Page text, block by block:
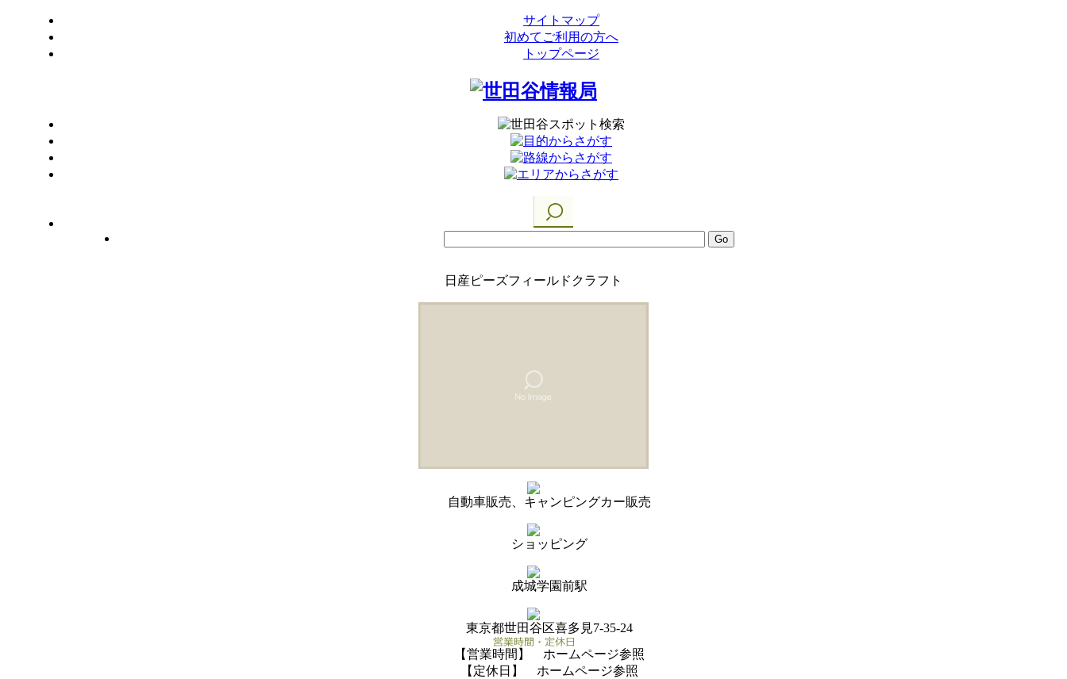
サイトマップ
初めてご利用の方へ
トップページ
日産ピーズフィールドクラフト
自動車販売、キャンピングカー販売
ショッピング
成城学園前駅
東京都世田谷区喜多見7-35-24
【営業時間】 ホームページ参照
【定休日】 ホームページ参照